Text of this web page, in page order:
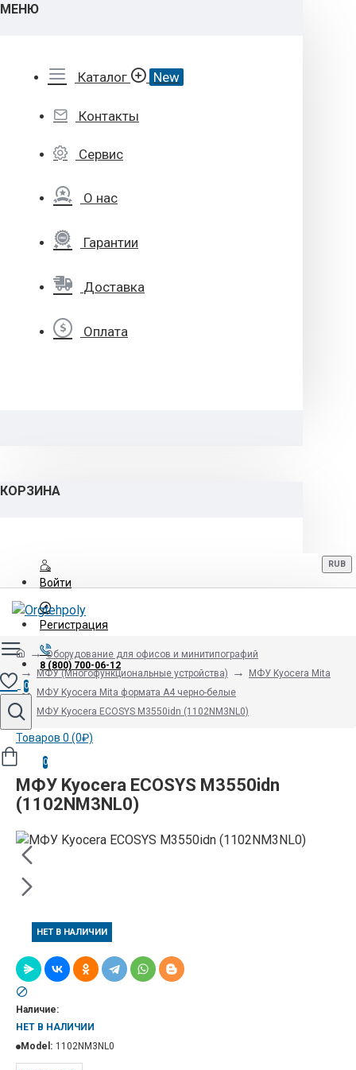
МЕНЮ
Каталог New
Контакты
Сервис
О нас
Гарантии
Доставка
Оплата
КОРЗИНА
Войти
Регистрация
8 (800) 700-06-12
RUB
0
Товаров 0 (0₽)
0
Оборудование для офисов и минитипографий
МФУ (Многофункциональные устройства)
МФУ Kyocera Mita
МФУ Kyocera Mita формата A4 черно-белые
МФУ Kyocera ECOSYS M3550idn (1102NM3NL0)
МФУ Kyocera ECOSYS M3550idn
(1102NM3NL0)
НЕТ В НАЛИЧИИ
Наличие:
НЕТ В НАЛИЧИИ
Model: 1102NM3NL0